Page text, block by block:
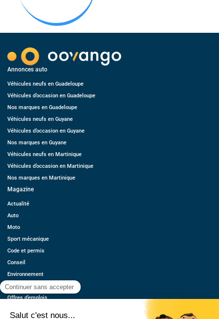
Annonces auto
Véhicules neufs en Guadeloupe
Véhicules d’occasion en Guadeloupe
Nos marques en Guadeloupe
Véhicules neufs en Guyane
Véhicules d’occasion en Guyane
Nos marques en Guyane
Véhicules neufs en Martinique
Véhicules d’occasion en Martinique
Nos marques en Martinique
Magazine
Actualité
Auto
Moto
Sport mécanique
Code et permis
Conseil
Environnement
Économie
Offres d’emplois